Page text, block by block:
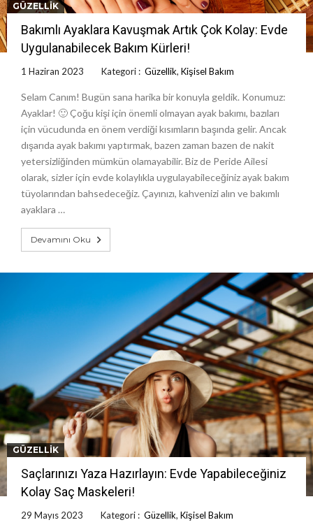
GÜZELLIK
Bakımlı Ayaklara Kavuşmak Artık Çok Kolay: Evde
Uygulanabilecek Bakım Kürleri!
1 Haziran 2023 Kategori : Güzellik, Kişisel Bakım
Selam Canım! Bugün sana harika bir konuyla geldik. Konumuz:
Ayaklar! 🙂 Çoğu kişi için önemli olmayan ayak bakımı, bazıları
için vücudunda en önem verdiği kısımların başında gelir. Ancak
dışarıda ayak bakımı yaptırmak, bazen zaman bazen de nakit
yetersizliğinden mümkün olamayabilir. Biz de Peride Ailesi
olarak, sizler için evde kolaylıkla uygulayabileceğiniz ayak bakım
tüyolarından bahsedeceğiz. Çayınızı, kahvenizi alın ve bakımlı
ayaklara …
Devamını Oku
GÜZELLIK
Saçlarınızı Yaza Hazırlayın: Evde Yapabileceğiniz
Kolay Saç Maskeleri!
29 Mayıs 2023 Kategori : Güzellik, Kişisel Bakım